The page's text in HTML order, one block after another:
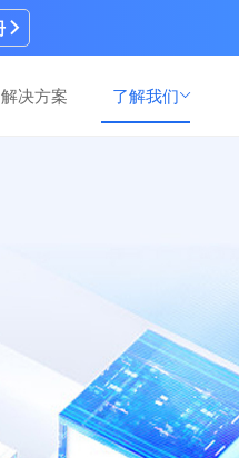
解决方案 了解我们
算力运营服务
全链路GPU算力资
资源纳管、营销推
式GPU算力运营服
算力运营服务
全链路GPU算力资
资源纳管、营销推
式GPU算力运营服